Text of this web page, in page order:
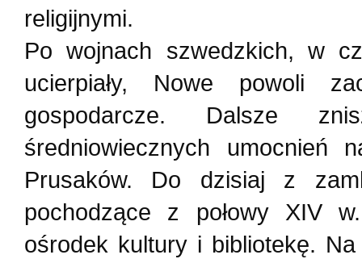
religijnymi.
Po wojnach szwedzkich, w
ucierpiały, Nowe powoli
gospodarcze. Dalsze
średniowiecznych
Prusaków. Do dzisiaj z
pochodzące z połowy XIV
ośrodek kultury i bibliotekę.